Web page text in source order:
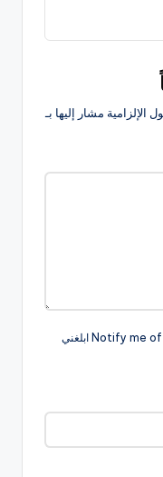
الإلزامية مشار إليها بـ
Notify me of followup comments via e-mail ابلغني